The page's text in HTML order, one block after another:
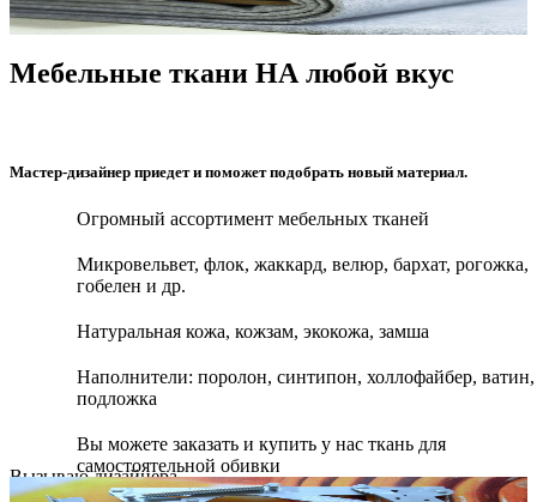
Мебельные ткани НА любой вкус
Мастер-дизайнер приедет и поможет подобрать новый материал.
Огромный ассортимент мебельных тканей
Микровельвет, флок, жаккард, велюр, бархат, рогожка,
гобелен и др.
Натуральная кожа, кожзам, экокожа, замша
Наполнители: поролон, синтипон, холлофайбер, ватин,
подложка
Вы можете заказать и купить у нас ткань для
самостоятельной обивки
Вызываю дизайнера